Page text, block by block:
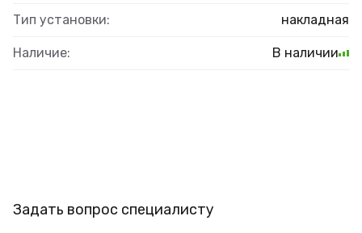
Тип установки: накладная
Наличие: В наличии
Задать вопрос специалисту